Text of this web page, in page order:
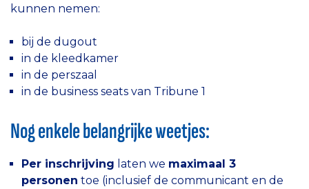
kunnen nemen:
bij de dugout
in de kleedkamer
in de perszaal
in de business seats van Tribune 1
Nog enkele belangrijke weetjes:
Per inschrijving laten we maximaal 3
personen toe (inclusief de communicant en de